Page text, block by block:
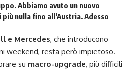
Abbiamo avuto un nuovo
nulla fino all’Austria. Adesso
e Mercedes, che introducono
weekend, resta però impietoso.
su macro-upgrade, più difficili